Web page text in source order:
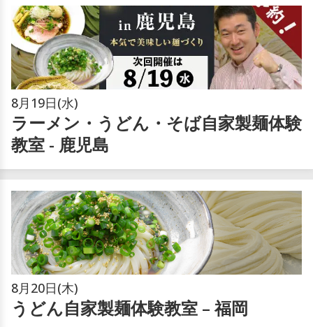
8月 19日(水)
ラーメン・うどん・そば自家製麺体験
教室 - 鹿児島
8月 20日(木)
うどん自家製麺体験教室 – 福岡